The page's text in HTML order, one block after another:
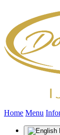
Home Menu